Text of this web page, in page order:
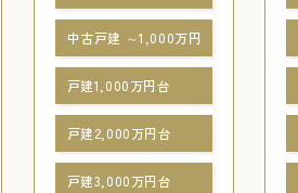
中古戸建 ～1,000万円
戸建1,000万円台
戸建2,000万円台
戸建3,000万円台